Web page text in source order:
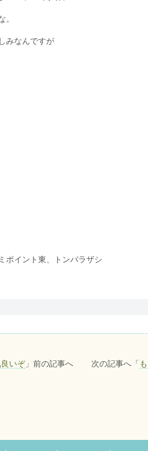
。
みなんですが
ポイント東、トンバラザシ
いぞ」前の記事へ 次の記事へ「